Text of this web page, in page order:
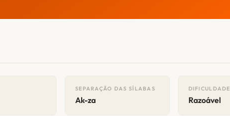
SEPARAÇÃO DAS SÍLABAS
Ak-za
DIFICULDADE
Razoável